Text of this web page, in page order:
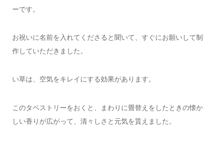
ーです。
お祝いに名前を入れてくださると聞いて、すぐにお願いして制
作していただきました。
い草は、空気をキレイにする効果があります。
このタペストリーをおくと、まわりに畳替えをしたときの懐か
しい香りが広がって、清々しさと元気を貰えました。